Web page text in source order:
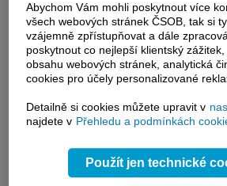
Abychom Vám mohli poskytnout více
všech webových stránek ČSOB, tak si
vzájemně zpřístupňovat a dále
poskytnout co nejlepší klientský
obsahu webových stránek, analytická
cookies pro účely personalizované
Detailně si cookies můžete upravit v
najdete v Přehledu a podmínkách
Použít jen technické